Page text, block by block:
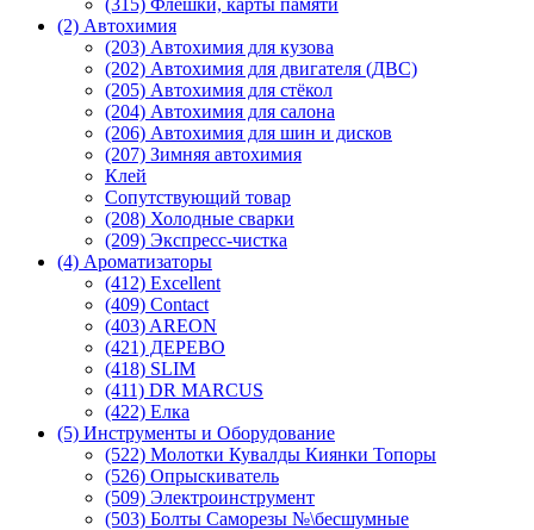
(2) Автохимия
(203) Автохимия для кузова
(202) Автохимия для двигателя (ДВС)
(205) Автохимия для стёкол
(204) Автохимия для салона
(206) Автохимия для шин и дисков
(207) Зимняя автохимия
Клей
Сопутствующий товар
(208) Холодные сварки
(209) Экспреcс-чистка
(4) Ароматизаторы
(412) Excellent
(409) Contact
(403) AREON
(421) ДЕРЕВО
(418) SLIM
(411) DR MARCUS
(422) Елка
(5) Инструменты и Оборудование
(522) Молотки Кувалды Киянки Топоры
(526) Опрыскиватель
(509) Электроинструмент
(503) Болты Саморезы №\бесшумные